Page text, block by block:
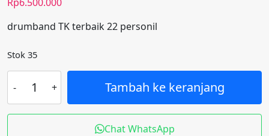
drumband TK terbaik 22 personil
Stok 35
drumband
TK
tetbaik
Tambah ke keranjang
Chat WhatsApp